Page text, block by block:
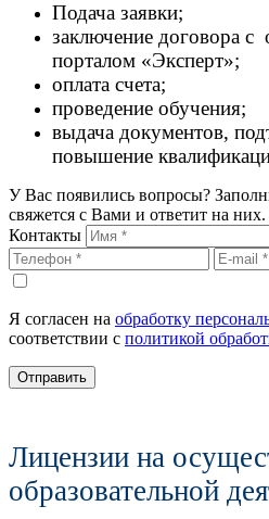
Подача заявки;
заключение договора с
порталом «Эксперт»;
оплата счета;
проведение обучения;
выдача документов,
повышение
У Вас появились вопросы?
свяжется с Вами и ответит на них.
Контакты
Я согласен на обработку
соответствии с политикой
Отправить
Лицензии на
образовательной